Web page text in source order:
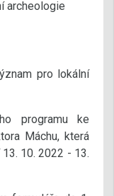
archeologie
pro lokální
programu ke
Máchu, která
10. 2022 - 13.